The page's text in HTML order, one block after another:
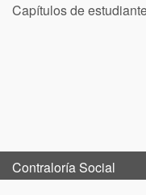
Capítulos de
Contraloría Social